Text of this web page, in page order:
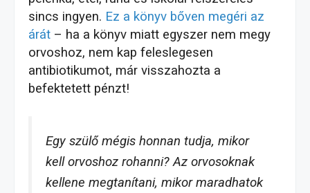
sincs ingyen. Ez a könyv bőven megéri az
árát – ha a könyv miatt egyszer nem megy
orvoshoz, nem kap feleslegesen
antibiotikumot, már visszahozta a
befektetett pénzt!
Egy szülő mégis honnan tudja, mikor
kell orvoshoz rohanni? Az orvosoknak
kellene megtanítani, mikor maradhatok